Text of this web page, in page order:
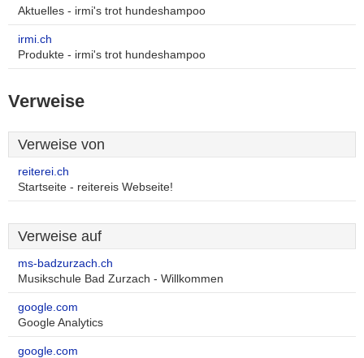
Aktuelles - irmi's trot hundeshampoo
irmi.ch
Produkte - irmi's trot hundeshampoo
Verweise
Verweise von
reiterei.ch
Startseite - reitereis Webseite!
Verweise auf
ms-badzurzach.ch
Musikschule Bad Zurzach - Willkommen
google.com
Google Analytics
google.com